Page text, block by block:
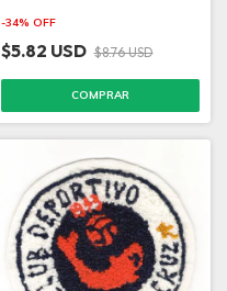
-34% OFF
$5.82 USD $8.76 USD